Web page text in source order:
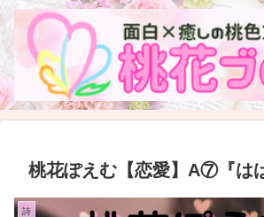
桃花ぽえむ【恋愛】A⑦『は
詩